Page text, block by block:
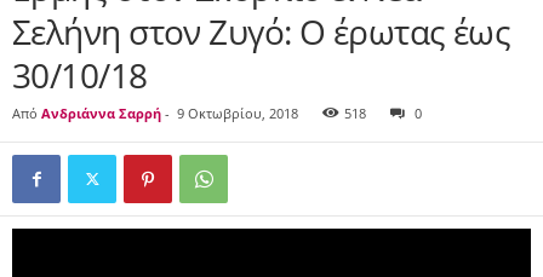
Σελήνη στον Ζυγό: Ο έρωτας έως
30/10/18
Από Ανδριάννα Σαρρή - 9 Οκτωβρίου, 2018 518 0